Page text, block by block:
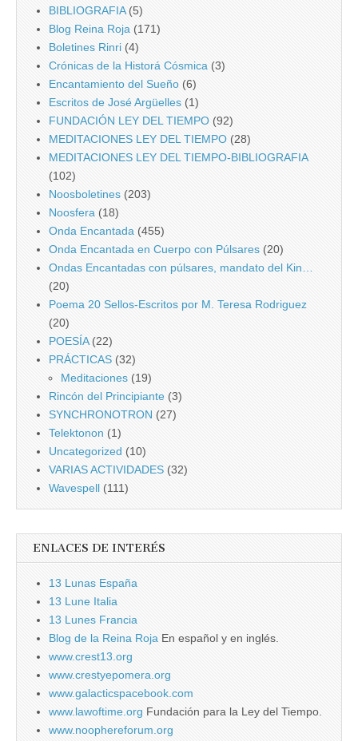
BIBLIOGRAFIA(5)
Blog Reina Roja (171)
Boletines Rinri (4)
Crónicas de la Historá Cósmica (3)
Encantamiento del Sueño (6)
Escritos de José Argüelles (1)
FUNDACIÓN LEY DEL TIEMPO (92)
MEDITACIONES LEY DEL TIEMPO (28)
MEDITACIONES LEY DEL TIEMPO-BIBLIOGRAFIA
(102)
Noosboletines (203)
Noosfera (18)
Onda Encantada (455)
Onda Encantada en Cuerpo con Púlsares (20)
Ondas Encantadas con púlsares, mandato del Kin…
(20)
Poema 20 Sellos-Escritos por M. Teresa Rodriguez
(20)
POESÍA(22)
PRÁCTICAS (32)
Meditaciones (19)
Rincón del Principiante (3)
SYNCHRONOTRON (27)
Telektonon (1)
Uncategorized (10)
VARIAS ACTIVIDADES (32)
Wavespell (111)
ENLACES DE INTERÉS
13 Lunas España
13 Lune Italia
13 Lunes Francia
Blog de la Reina Roja En español y en inglés.
www.crest13.org
www.crestyepomera.org
www.galacticspacebook.com
www.lawoftime.org Fundación para la Ley del Tiempo.
www.noophereforum.org